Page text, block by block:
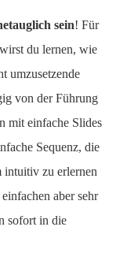
sein! Für
du lernen, wie
umzusetzende
von der Führung
mit einfache Slides
Sequenz, die
intuitiv zu erlernen
aber sehr
sofort in die